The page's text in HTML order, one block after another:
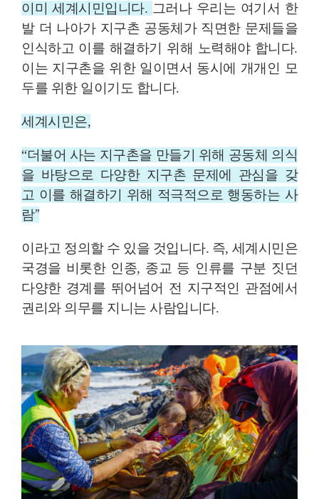
이미 세계시민입니다. 그러나 우리는 여기서 한
발 더 나아가 지구촌 공동체가 직면한 문제들을
인식하고 이를 해결하기 위해 노력해야 합니다.
이는 지구촌을 위한 일이면서 동시에 개개인 모
두를 위한 일이기도 합니다.
세계시민은,
“더불어 사는 지구촌을 만들기 위해 공동체 의식
을 바탕으로 다양한 지구촌 문제에 관심을 갖
고 이를 해결하기 위해 적극적으로 행동하는 사
람”
이라고 정의할 수 있을 것입니다. 즉, 세계시민은
국경을 비롯한 인종, 종교 등 인류를 구분 짓던
다양한 경계를 뛰어넘어 전 지구적인 관점에서
권리와 의무를 지니는 사람입니다.